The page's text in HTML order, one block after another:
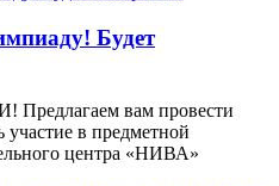
Будет
вам провести
в предметной
центра «НИВА»